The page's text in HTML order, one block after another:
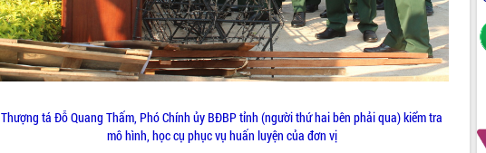
Thượng tá Đỗ Quang Thấm, Phó Chính ủy BĐBP tỉnh (người thứ hai bên phải qua) kiểm tra
mô hình, học cụ phục vụ huấn luyện của đơn vị